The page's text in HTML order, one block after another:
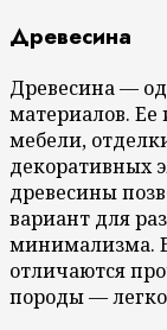
Древесина
Древесина —
материалов. Ее
мебели,
декоративных
древесины
вариант для
минимализма.
отличаются
породы —